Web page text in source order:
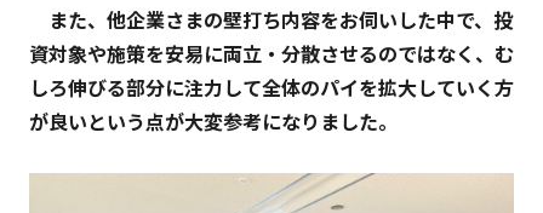
また、他企業さまの壁打ち内容をお伺いした中で、投
資対象や施策を安易に両立・分散させるのではなく、む
しろ伸びる部分に注力して全体のパイを拡大していく方
が良いという点が大変参考になりました。